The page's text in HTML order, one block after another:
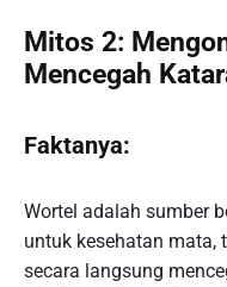
Mitos 2:
Mencegah
Faktanya:
Wortel adalah sumber
untuk kesehatan mata,
secara langsung